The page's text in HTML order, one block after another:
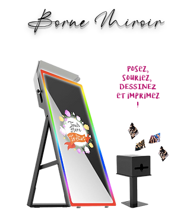
Borne Miroir
Posez,
souriez,
DESSINEZ
et imprimez
!